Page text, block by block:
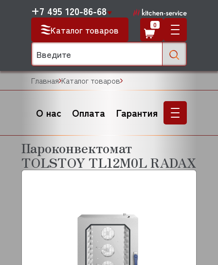
Каталог товаров
+7 495 120-86-68
0
Главная Каталог товаров
О нас Оплата Гарантия
Пароконвектомат
TOLSTOY TL12M0L RADAX